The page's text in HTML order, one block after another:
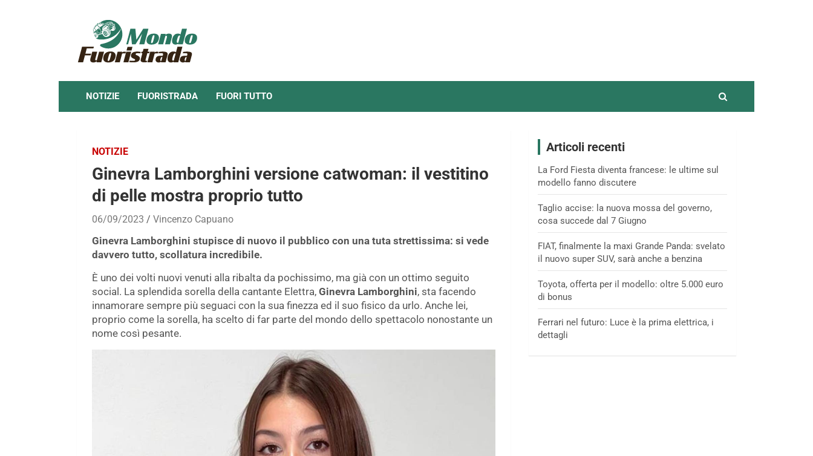
NOTIZIE FUORISTRADA FUORI TUTTO
NOTIZIE
Ginevra Lamborghini versione catwoman: il vestitino
di pelle mostra proprio tutto
06/09/2023 Vincenzo Capuano
Ginevra Lamborghini stupisce di nuovo il pubblico con una tuta strettissima: si vede
davvero tutto, scollatura incredibile.
È uno dei volti nuovi venuti alla ribalta da pochissimo, ma già con un ottimo seguito
social. La splendida sorella della cantante Elettra, Ginevra Lamborghini, sta facendo
innamorare sempre più seguaci con la sua finezza ed il suo fisico da urlo. Anche lei,
proprio come la sorella, ha scelto di far parte del mondo dello spettacolo nonostante un
nome così pesante.
Articoli recenti
La Ford Fiesta diventa francese: le ultime sul
modello fanno discutere
Taglio accise: la nuova mossa del governo,
cosa succede dal 7 Giugno
FIAT, finalmente la maxi Grande Panda: svelato
il nuovo super SUV, sarà anche a benzina
Toyota, offerta per il modello: oltre 5.000 euro
di bonus
Ferrari nel futuro: Luce è la prima elettrica, i
dettagli